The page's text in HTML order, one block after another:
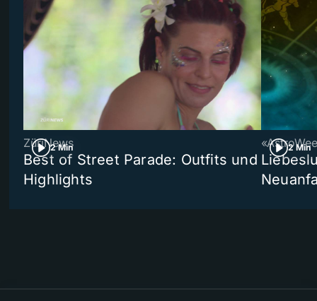
2 Min
ZüriNews
Best of Street Parade: Outfits und
Highlights
2 Min